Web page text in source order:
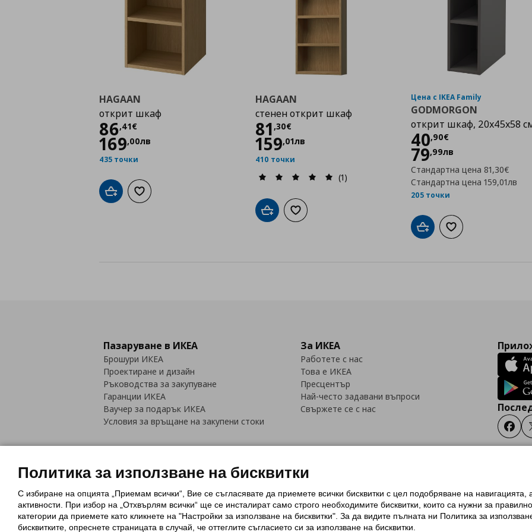
HAGAAN
открит шкаф
86,41€
Цена
169,00лв
435 точки
Добави в кошницата
Добави към списъка с любими
HAGAAN
стенен открит шкаф
81 ,30€
Цена
159,01лв
410 точки
(1)
Добави в кошницата
Добави към списъка с любими
Цена с IKEA Family
GODMORGON
открит шкаф, 20x45x58
40,90€
Цена
79,99лв
Стандартна цена 81,30€
Стандартна цена 159,01лв
205 точки
Добави в кошницата
Добави към
Пазаруване в ИКЕА
Брошури ИКЕА
Проектиране и дизайн
Ръководства за закупуване
Гаранции ИКЕА
Ваучер за подарък ИКЕА
Условия за връщане на закупени стоки
За ИКЕА
Работете с нас
Това е ИКЕА
Пресцентър
Най-често задавани въпроси
Свържете се с нас
Политика за използване на бисквитки (Cookies)Избор на настройки за използване на бисквиткиУсловия за
Обща политика за личните данни
Политика за защита на личните данни на ikea.bg
Общи условия на
Политика за защита на лични данни на програма IKEA Family
Политика за използване на бисквитки
С избиране на опцията „Приемам всички“, Вие се съгласявате да приемете всички бисквитки с цел подобряване на
активности. При избор на „Отхвърлям всички“ ще се инсталират само строго необходимитe бисквитки, които са нужни за
категории да приемете като кликнете на "Настройки за използване на бисквитки". За да видите пълната ни Политика за
бисквитките, опреснете страницата в случай, че оттеглите съгласието си за използване на бисквитки.